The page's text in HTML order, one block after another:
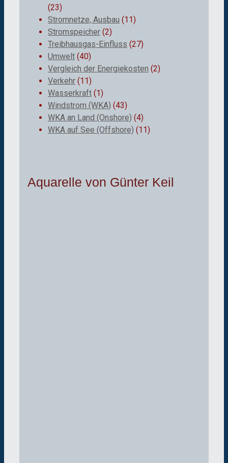
(23)
Stromnetze, Ausbau (11)
Stromspeicher (2)
Treibhausgas-Einfluss (27)
Umwelt (40)
Vergleich der Energiekosten (2)
Verkehr (11)
Wasserkraft (1)
Windstrom (WKA) (43)
WKA an Land (Onshore) (4)
WKA auf See (Offshore) (11)
Aquarelle von Günter Keil